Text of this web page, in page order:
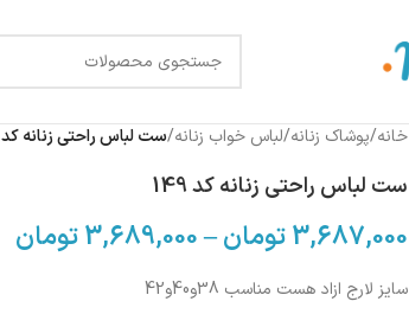
خانه/پوشاک زنانه/لباس خواب زنانه/ست لباس راحتی زنانه کد 149
ست لباس راحتی زنانه کد 149
3,687,000تومان–
3,689,000تومان
سایز لارج ازاد هست مناسب 38و40و42